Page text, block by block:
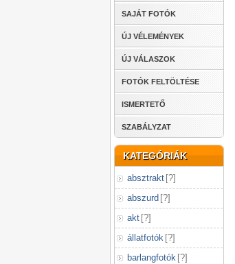
SAJÁT FOTÓK
ÚJ VÉLEMÉNYEK
ÚJ VÁLASZOK
FOTÓK FELTÖLTÉSE
ISMERTETŐ
SZABÁLYZAT
KATEGÓRIÁK
absztrakt [?]
abszurd [?]
akt [?]
állatfotók [?]
barlangfotók [?]